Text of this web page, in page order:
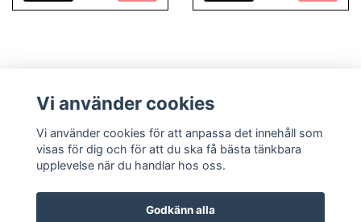
Vi använder cookies
Vi använder cookies för att anpassa det innehåll som
visas för dig och för att du ska få bästa tänkbara
upplevelse när du handlar hos oss.
Godkänn alla